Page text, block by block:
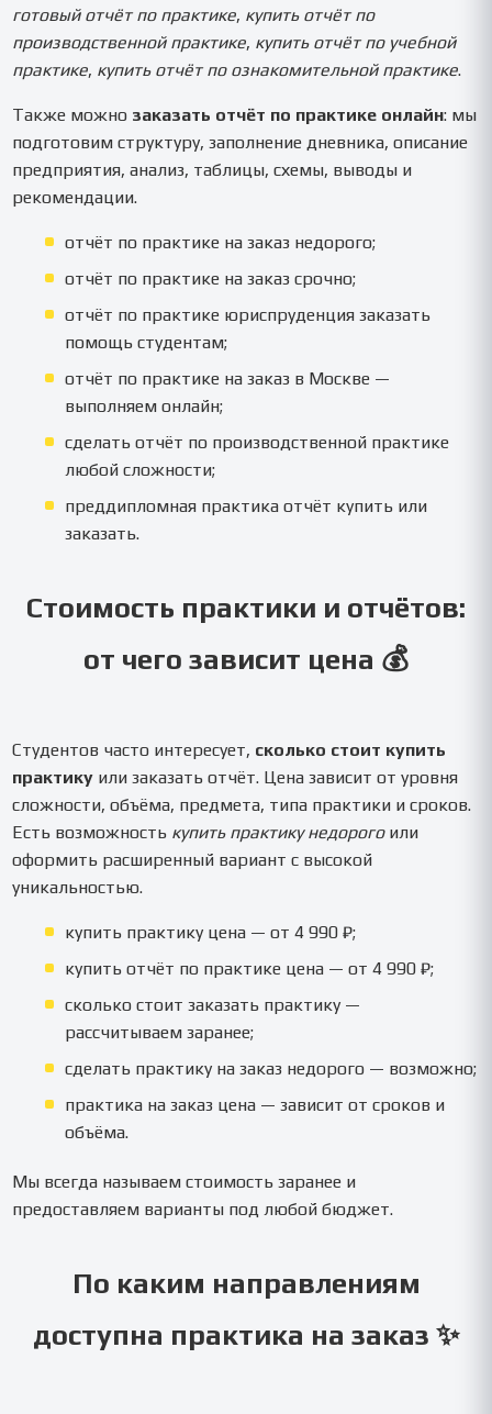
готовый отчёт по практике, купить отчёт по
производственной практике, купить отчёт по учебной
практике, купить отчёт по ознакомительной практике.
Также можно заказать отчёт по практике онлайн: мы
подготовим структуру, заполнение дневника, описание
предприятия, анализ, таблицы, схемы, выводы и
рекомендации.
отчёт по практике на заказ недорого;
отчёт по практике на заказ срочно;
отчёт по практике юриспруденция заказать
помощь студентам;
отчёт по практике на заказ в Москве —
выполняем онлайн;
сделать отчёт по производственной практике
любой сложности;
преддипломная практика отчёт купить или
заказать.
Стоимость практики и отчётов:
от чего зависит цена 💰
Студентов часто интересует, сколько стоит купить
практику или заказать отчёт. Цена зависит от уровня
сложности, объёма, предмета, типа практики и сроков.
Есть возможность купить практику недорогоили
оформить расширенный вариант с высокой
уникальностью.
купить практику цена — от 4 990 ₽;
купить отчёт по практике цена — от 4 990 ₽;
сколько стоит заказать практику —
рассчитываем заранее;
сделать практику на заказ недорого — возможно;
практика на заказ цена — зависит от сроков и
объёма.
Мы всегда называем стоимость заранее и
предоставляем варианты под любой бюджет.
По каким направлениям
доступна практика на заказ ✨